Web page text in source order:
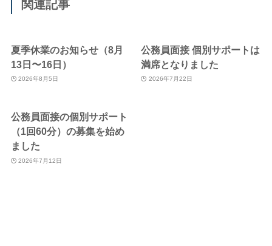
関連記事
夏季休業のお知らせ（8月
13日〜16日）
2026年8月5日
公務員面接 個別サポートは
満席となりました
2026年7月22日
公務員面接の個別サポート
（1回60分）の募集を始め
ました
2026年7月12日